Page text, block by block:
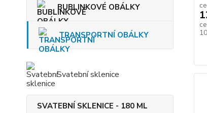
BUBLINKOVÉ OBÁLKY
TRANSPORTNÍ OBÁLKY
Svatební sklenice
SVATEBNÍ SKLENICE - 180 ML